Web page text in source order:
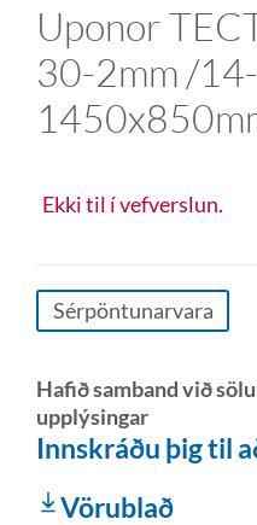
Uponor
30-2mm /
Ekki til í vefverslun.
Sérpöntunarvara
Hafið samband við
upplýsingar
Innskráðu þig til
Vörublað